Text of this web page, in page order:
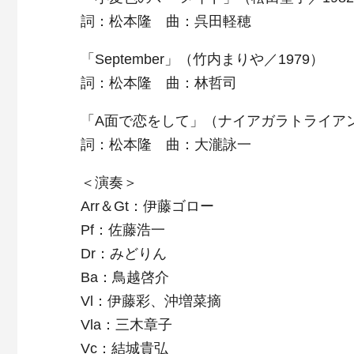
詞：松本隆 曲：呉田軽穂
「September」（竹内まりや／1979）
詞：松本隆 曲：林哲司
「A面で恋をして」（ナイアガラトライア
詞：松本隆 曲：大瀧詠一
＜演奏＞
Arr＆Gt：伊藤ゴロー
Pf：佐藤浩一
Dr：みどりん
Ba：鳥越啓介
Vl：伊藤彩、沖増菜摘
Vla：三木章子
Vc：結城貴弘